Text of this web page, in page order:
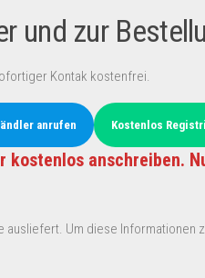
und zur
Kontak kostenfrei.
anrufen Kostenlos
kostenlos anschreiben.
Um diese Informationen